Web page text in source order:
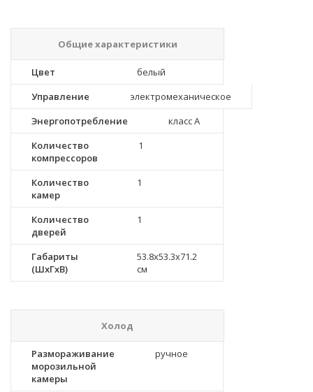
Общие характеристики
Цвет
белый
Управление
электромеханическое
Энергопотребление
класс A
Количество
компрессоров
1
Количество
камер
1
Количество
дверей
1
Габариты
(ШxГxВ)
53.8x53.3x71.2
см
Холод
Размораживание
морозильной
камеры
ручное